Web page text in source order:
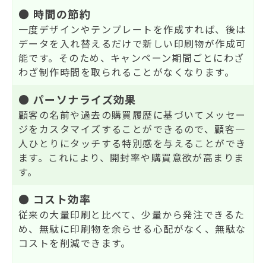
● 時間の節約
一度デザインやテンプレートを作成すれば、後は
データを入れ替えるだけで新しい印刷物が作成可
能です。そのため、キャンペーン期間ごとにわざ
わざ制作時間を取られることがなくなります。
● パーソナライズ効果
顧客の名前や過去の購買履歴に基づいてメッセー
ジをカスタマイズすることができるので、顧客一
人ひとりにタッチする特別感を与えることができ
ます。これにより、開封率や購買意欲が高まりま
す。
● コスト効率
従来の大量印刷と比べて、少量から発注できるた
め、無駄に印刷物を余らせる心配がなく、無駄な
コストを削減できます。